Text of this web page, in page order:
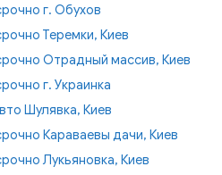
г. Обухов
Теремки, Киев
Отрадный массив, Киев
г. Украинка
Шулявка, Киев
Караваевы дачи, Киев
Лукьяновка, Киев